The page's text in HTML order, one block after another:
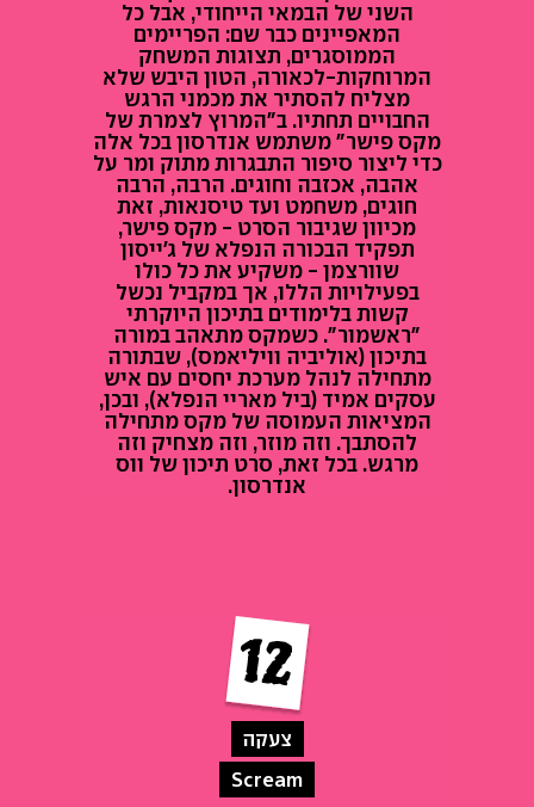
השני של הבמאי הייחודי, אבל כל
המאפיינים כבר שם: הפריימים
הממוסגרים, תצוגות המשחק
המרוחקות-לכאורה, הטון היבש שלא
מצליח להסתיר את מכמני הרגש
החבויים תחתיו. ב"המרוץ לצמרת של
מקס פישר" משתמש אנדרסון בכל אלה
כדי ליצור סיפור התבגרות מתוק ומר על
אהבה, אכזבה וחוגים. הרבה, הרבה
חוגים, משחמט ועד טיסנאות, זאת
מכיוון שגיבור הסרט - מקס פישר,
תפקיד הבכורה הנפלא של ג'ייסון
שוורצמן - משקיע את כל כולו
בפעילויות הללו, אך במקביל נכשל
קשות בלימודים בתיכון היוקרתי
"ראשמור". כשמקס מתאהב במורה
בתיכון (אוליביה וויליאמס), שבתורה
מתחילה לנהל מערכת יחסים עם איש
עסקים אמיד (ביל מאריי הנפלא), ובכן,
המציאות העמוסה של מקס מתחילה
להסתבך. וזה מוזר, וזה מצחיק וזה
מרגש. בכל זאת, סרט תיכון של ווס
אנדרסון.
צעקה
Scream